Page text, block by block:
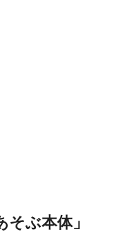
ぶ本体」